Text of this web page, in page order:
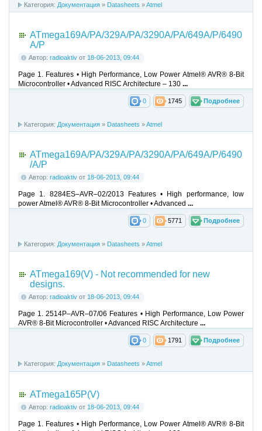
Категория: Документация » Datasheets »Atmel
ATmega169A/PA/329A/PA/3290A/PA/649A/P/6490
A/P
Автор: radioaktiv от 18-06-2013, 09:44
Page 1. Features • High Performance, Low Power Atmel® AVR® 8-Bit
Microcontroller • Advanced RISC Architecture – 130 ...
Подробнее
1745
0
Категория: Документация » Datasheets »Atmel
ATmega169A/PA/329A/PA/3290A/PA/649A/P/6490
/A/P
Автор: radioaktiv от 18-06-2013, 09:44
Page 1. 8284ES–AVR–02/2013 Features • High performance, low
power Atmel® AVR® 8-Bit Microcontroller • Advanced ...
Подробнее
5771
0
Категория: Документация » Datasheets »Atmel
ATmega169(V) - Not recommended for new
designs.
Автор: radioaktiv от 18-06-2013, 09:44
Page 1. 2514P–AVR–07/06 Features • High Performance, Low Power
AVR® 8-Bit Microcontroller • Advanced RISC Architecture ...
Подробнее
1791
0
Категория: Документация » Datasheets »Atmel
ATmega165P(V)
Автор: radioaktiv от 18-06-2013, 09:44
Page 1. Features • High Performance, Low Power Atmel® AVR® 8-Bit